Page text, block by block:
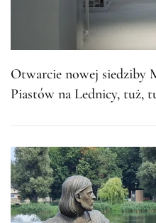
Otwarcie nowej siedziby
Piastów na Lednicy, tuż,